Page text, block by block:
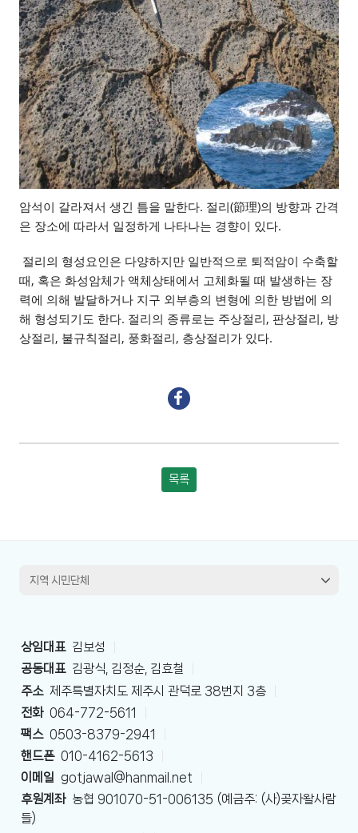
암석이 갈라져서 생긴 틈을 말한다. 절리(節理)의 방향과 간격
은 장소에 따라서 일정하게 나타나는 경향이 있다.
절리의 형성요인은 다양하지만 일반적으로 퇴적암이 수축할
때, 혹은 화성암체가 액체상태에서 고체화될 때 발생하는 장
력에 의해 발달하거나 지구 외부층의 변형에 의한 방법에 의
해 형성되기도 한다. 절리의 종류로는 주상절리, 판상절리, 방
상절리, 불규칙절리, 풍화절리, 층상절리가 있다.
목록
상임대표 김보성
공동대표 김광식, 김정순, 김효철
주소 제주특별자치도 제주시 관덕로 38번지 3층
전화 064-772-5611
팩스 0503-8379-2941
핸드폰 010-4162-5613
이메일 gotjawal@hanmail.net
후원계좌 농협 901070-51-006135 (예금주: (사)곶자왈사람
들)